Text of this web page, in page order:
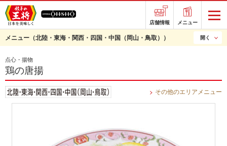
店舗情報 メニュー
鶏の唐揚
その他のエリアメニュー
点心・揚物
メニュー （北陸・東海・関西・四国・中国（岡山・鳥取）） 開く